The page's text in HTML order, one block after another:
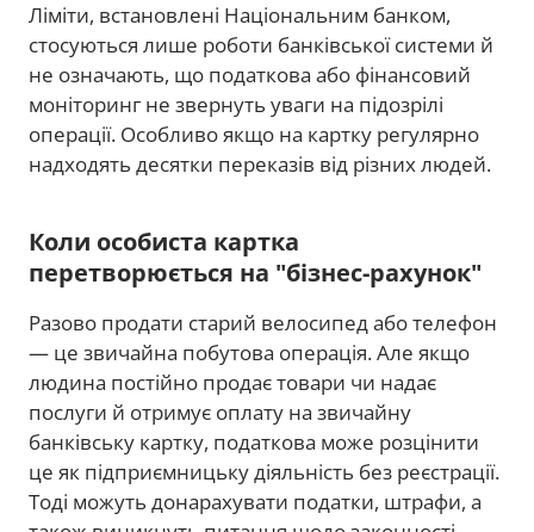
Ліміти, встановлені Національним банком,
стосуються лише роботи банківської системи й
не означають, що податкова або фінансовий
моніторинг не звернуть уваги на підозрілі
операції. Особливо якщо на картку регулярно
надходять десятки переказів від різних людей.
Коли особиста картка
перетворюється на "бізнес-рахунок"
Разово продати старий велосипед або телефон
— це звичайна побутова операція. Але якщо
людина постійно продає товари чи надає
послуги й отримує оплату на звичайну
банківську картку, податкова може розцінити
це як підприємницьку діяльність без реєстрації.
Тоді можуть донарахувати податки, штрафи, а